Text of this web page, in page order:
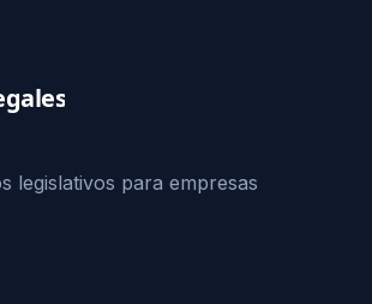
legislativos para empresas